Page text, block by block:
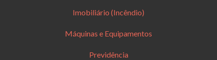
Imobiliário (Incêndio)
Máquinas e Equipamentos
Previdência